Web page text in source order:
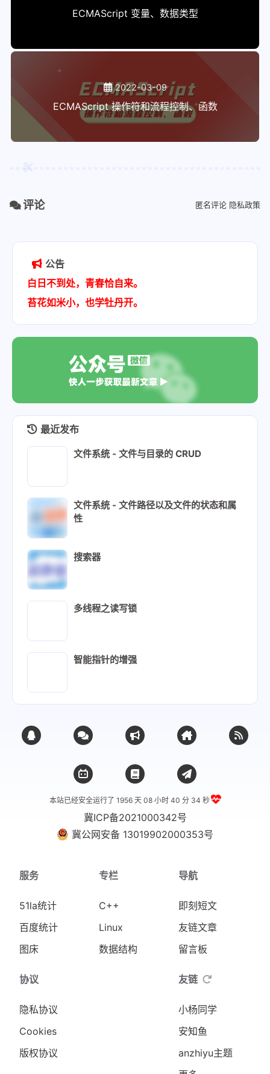
ECMAScript 变量、数据类型
2022-03-09
ECMAScript 操作符和流程控制、函数
评论 匿名评论 隐私政策
公告
白日不到处，青春恰自来。
苔花如米小，也学牡丹开。
最近发布
文件系统 - 文件与目录的 CRUD
文件系统 - 文件路径以及文件的状态和属
性
搜索器
多线程之读写锁
智能指针的增强
本站已经安全运行了 1956 天 08 小时 40 分 36 秒
冀ICP备2021000342号
冀公网安备 13019902000353号
服务
51la统计
百度统计
图床
专栏
C++
Linux
数据结构
导航
即刻短文
友链文章
留言板
协议
隐私协议
Cookies
版权协议
友链
小杨同学
安知鱼
anzhiyu主题